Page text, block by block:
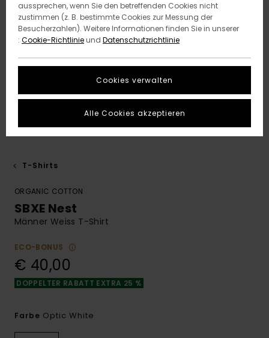
T-Shirts
ORGANIC COTTON
SBXE Nest
Männer Weiss T-Shirt
ECO-BONUS
€ 40,00
DOPPELTER RABATT EXTRA 25 %
Farbe Optic White
aussprechen, wenn Sie den betreffenden Cookies nicht
zustimmen (z. B. bestimmte Cookies zur Messung der
Besucherzahlen). Weitere Informationen finden Sie in unserer
: Cookie-Richtlinieund Datenschutzrichtlinie
Cookies verwalten
Alle Cookies akzeptieren